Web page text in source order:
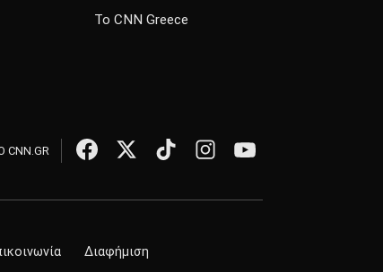
Το CNN Greece
Διαφήμιση